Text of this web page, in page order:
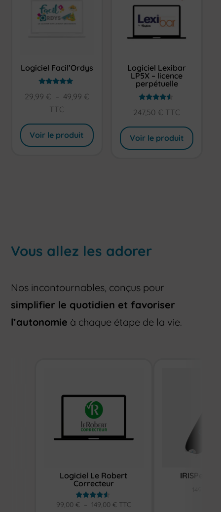
Logiciel Facil’Ordys
4.79
29,99 € – 49,99 €Plage
29,99 €
à
TTC
Voir le produit
Logiciel Lexibar
LP5X – licence
perpétuelle
4.33
247,50€ TTC
Voir le produit
Vous allez les adorer
Nos incontournables, conçus pour
simplifier le quotidien et favoriser
l’autonomie à chaque étape de la vie.
Logiciel Le Robert
Correcteur
Note
99,00 € – 149,00 €Plage
TTC
IRISPen